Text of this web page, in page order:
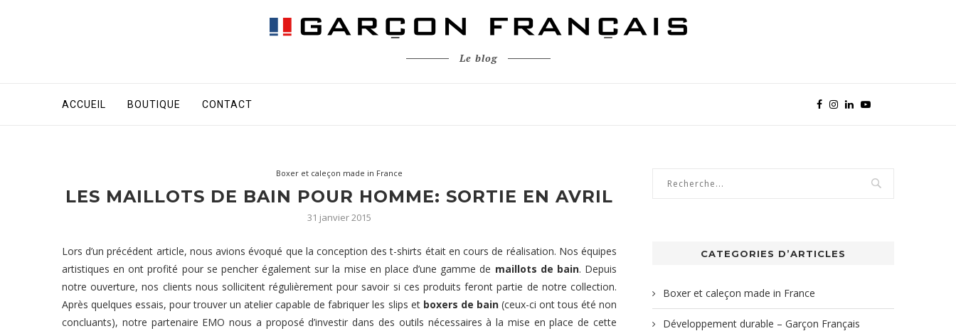
Le blog
ACCUEIL BOUTIQUE CONTACT
Boxer et caleçon made in France
LES MAILLOTS DE BAIN POUR HOMME: SORTIE EN AVRIL
31 janvier 2015
Lors d’un précédent article, nous avions évoqué que la conception des t-shirts était en cours de réalisation. Nos équipes
artistiques en ont profité pour se pencher également sur la mise en place d’une gamme de maillots de bain. Depuis
notre ouverture, nos clients nous sollicitent régulièrement pour savoir si ces produits feront partie de notre collection.
Après quelques essais, pour trouver un atelier capable de fabriquer les slips et boxers de bain(ceux-ci ont tous été non
concluants), notre partenaire EMO nous a proposé d’investir dans des outils nécessaires à la mise en place de cette
CATEGORIES D’ARTICLES
Boxer et caleçon made in France
Développement durable – Garçon Français